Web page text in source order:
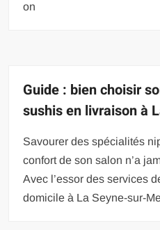
on
Guide : bien choisir
sushis en livraison à
Savourer des spécialités
confort de son salon n’a
Avec l’essor des services
domicile à La Seyne-sur-